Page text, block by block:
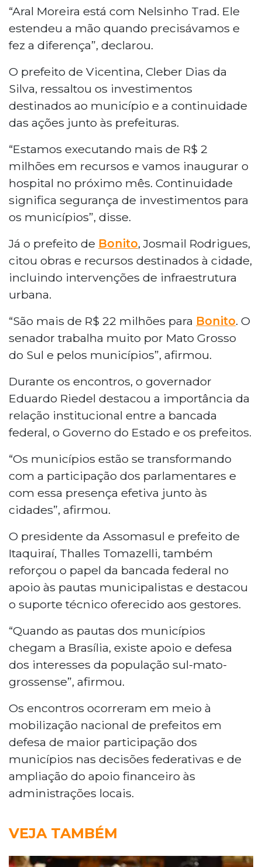
“Aral Moreira está com Nelsinho Trad. Ele
estendeu a mão quando precisávamos e
fez a diferença”, declarou.
O prefeito de Vicentina, Cleber Dias da
Silva, ressaltou os investimentos
destinados ao município e a continuidade
das ações junto às prefeituras.
“Estamos executando mais de R$ 2
milhões em recursos e vamos inaugurar o
hospital no próximo mês. Continuidade
significa segurança de investimentos para
os municípios”, disse.
Já o prefeito de Bonito, Josmail Rodrigues,
citou obras e recursos destinados à cidade,
incluindo intervenções de infraestrutura
urbana.
“São mais de R$ 22 milhões para Bonito. O
senador trabalha muito por Mato Grosso
do Sul e pelos municípios”, afirmou.
Durante os encontros, o governador
Eduardo Riedel destacou a importância da
relação institucional entre a bancada
federal, o Governo do Estado e os prefeitos.
“Os municípios estão se transformando
com a participação dos parlamentares e
com essa presença efetiva junto às
cidades”, afirmou.
O presidente da Assomasul e prefeito de
Itaquiraí, Thalles Tomazelli, também
reforçou o papel da bancada federal no
apoio às pautas municipalistas e destacou
o suporte técnico oferecido aos gestores.
“Quando as pautas dos municípios
chegam a Brasília, existe apoio e defesa
dos interesses da população sul-mato-
grossense”, afirmou.
Os encontros ocorreram em meio à
mobilização nacional de prefeitos em
defesa de maior participação dos
municípios nas decisões federativas e de
ampliação do apoio financeiro às
administrações locais.
VEJA TAMBÉM